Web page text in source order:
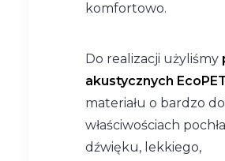
komfortowo.
Do realizacji użyliśmy
akustycznych
materiału o bardzo
właściwościach
dźwięku, lekkiego,